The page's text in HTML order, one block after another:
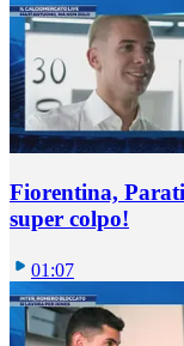
Fiorentina,
super colpo!
01:07